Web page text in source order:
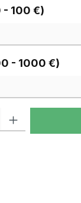
- 100 €)
- 1000 €)
Gib den